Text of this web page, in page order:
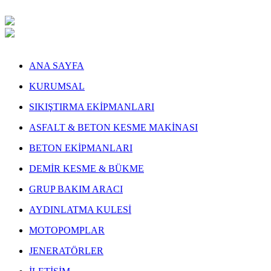
ANA SAYFA
KURUMSAL
SIKIŞTIRMA EKİPMANLARI
ASFALT & BETON KESME MAKİNASI
BETON EKİPMANLARI
DEMİR KESME & BÜKME
GRUP BAKIM ARACI
AYDINLATMA KULESİ
MOTOPOMPLAR
JENERATÖRLER